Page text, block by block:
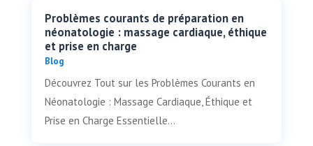
Problèmes courants de préparation en
néonatologie : massage cardiaque, éthique
et prise en charge
Blog
Découvrez Tout sur les Problèmes Courants en
Néonatologie : Massage Cardiaque, Éthique et
Prise en Charge Essentielle...